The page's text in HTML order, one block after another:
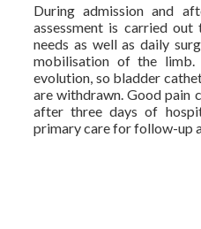
During admission and
assessment is carried out
needs as well as daily
mobilisation of the limb.
evolution, so bladder
are withdrawn. Good pain
after three days of
primary care for follow-up